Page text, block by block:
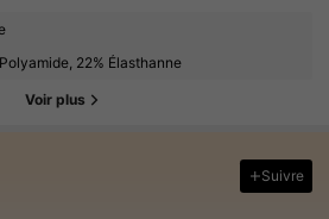
22% Élasthanne
Voir plus
Suivre